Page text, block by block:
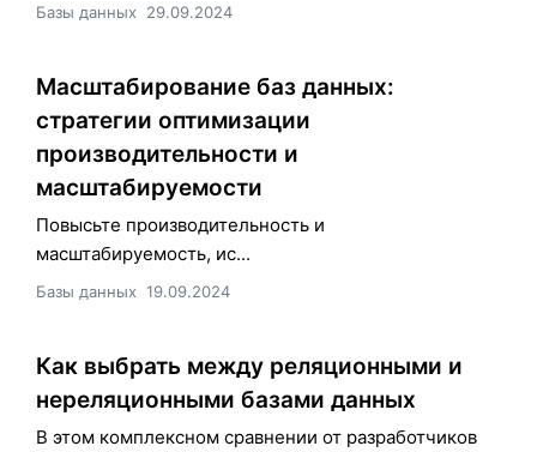
Базы данных 29.09.2024
Масштабирование баз данных:
стратегии оптимизации
производительности и
масштабируемости
Повысьте производительность и
масштабируемость, ис...
Базы данных 19.09.2024
Как выбрать между реляционными и
нереляционными базами данных
В этом комплексном сравнении от разработчиков